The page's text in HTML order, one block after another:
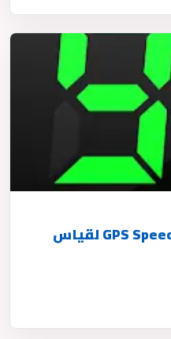
أفضل تطبيقات GPS Speedometer لقياس